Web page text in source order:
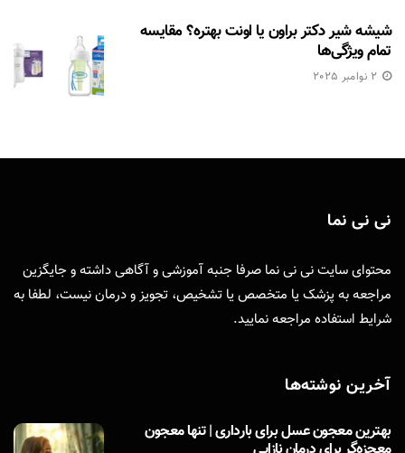
شیشه شیر دکتر براون یا اونت بهتره؟ مقایسه
تمام ویژگی‌ها
2 نوامبر 2025
نی نی نما
محتوای سایت نی نی نما صرفا جنبه آموزشی و آگاهی داشته و جایگزین
مراجعه به پزشک یا متخصص یا تشخیص، تجویز و درمان نیست، لطفا به
شرایط استفاده مراجعه نمایید.
آخرین نوشته‌ها
بهترین معجون عسل برای بارداری | تنها معجون